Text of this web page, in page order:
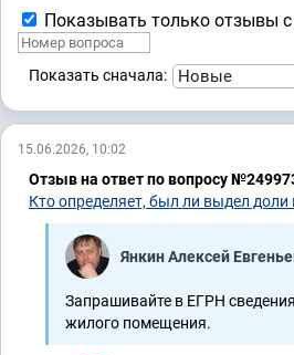
Показывать только отзывы
Показать сначала:
15.06.2026, 10:02
Отзыв на ответ по вопросу
Кто определяет, был ли выдел доли
Янкин Алексей
Запрашивайте в ЕГРН
жилого помещения.